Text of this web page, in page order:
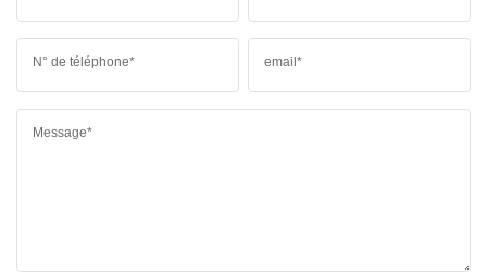
N° de téléphone* email*
Message*